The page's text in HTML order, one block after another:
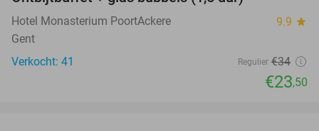
Hotel Monasterium PoortAckere 9.9 star
Gent
Verkocht: 41
Regulier €34
€23,50